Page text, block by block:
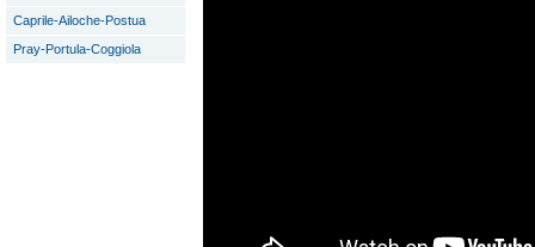
Caprile-Ailoche-Postua
Pray-Portula-Coggiola